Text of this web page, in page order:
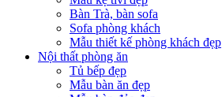
Bàn Trà, bàn sofa
Sofa phòng khách
Mẫu thiết kế phòng khách đẹp
Nội thất phòng ăn
Tủ bếp đẹp
Mẫu bàn ăn đẹp